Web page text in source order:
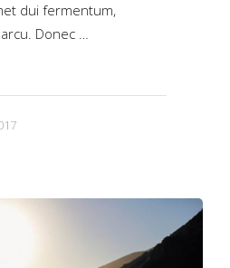
dui fermentum,
Donec …